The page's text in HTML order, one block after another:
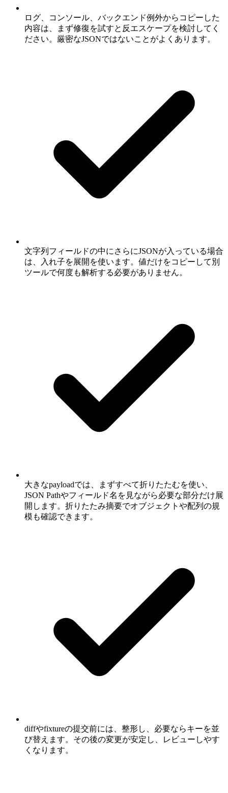
ログ、コンソール、バックエンド例外からコピーした
内容は、まず修復を試すと反エスケープを検討してく
ださい。厳密なJSONではないことがよくあります。
文字列フィールドの中にさらにJSONが入っている場合
は、入れ子を展開を使います。値だけをコピーして別
ツールで何度も解析する必要がありません。
大きなpayloadでは、まずすべて折りたたむを使い、
JSON Pathやフィールド名を見ながら必要な部分だけ展
開します。折りたたみ摘要でオブジェクトや配列の規
模も確認できます。
diffやfixtureの提交前には、整形し、必要ならキーを並
び替えます。その後の変更が安定し、レビューしやす
くなります。